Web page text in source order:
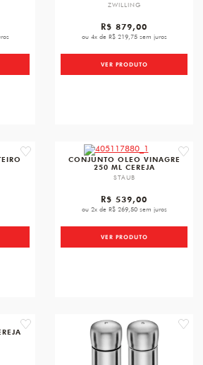
PANELAS
TALHERES
ZWILLING
R$ 879,00
ou 4x de R$ 219,75 sem juros
VER PRODUTO
favorite CONJUNTO OLEO VINAGRE
250 ML CEREJA
STAUB
R$ 539,00
ou 2x de R$ 269,50 sem juros
VER PRODUTO
favorite